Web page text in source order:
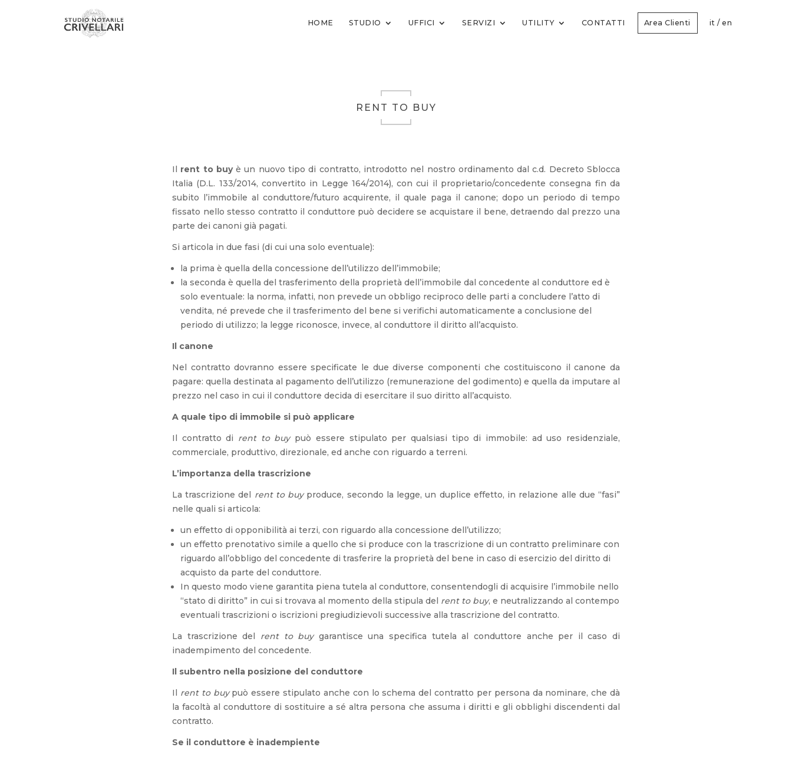
HOME STUDIO UFFICI SERVIZI UTILITY CONTATTI Area Clienti it / en
RENT TO BUY
Il rent to buyè un nuovo tipo di contratto, introdotto nel nostro ordinamento dal c.d. Decreto Sblocca
Italia (D.L. 133/2014, convertito in Legge 164/2014), con cui il proprietario/concedente consegna fin da
subito l’immobile al conduttore/futuro acquirente, il quale paga il canone; dopo un periodo di tempo
fissato nello stesso contratto il conduttore può decidere se acquistare il bene, detraendo dal prezzo una
parte dei canoni già pagati.
Si articola in due fasi (di cui una solo eventuale):
la prima è quella della concessione dell’utilizzo dell’immobile;
la seconda è quella del trasferimento della proprietà dell’immobile dal concedente al conduttore ed è
solo eventuale: la norma, infatti, non prevede un obbligo reciproco delle parti a concludere l’atto di
vendita, né prevede che il trasferimento del bene si verifichi automaticamente a conclusione del
periodo di utilizzo; la legge riconosce, invece, al conduttore il diritto all’acquisto.
Il canone
Nel contratto dovranno essere specificate le due diverse componenti che costituiscono il canone da
pagare: quella destinata al pagamento dell’utilizzo (remunerazione del godimento) e quella da imputare al
prezzo nel caso in cui il conduttore decida di esercitare il suo diritto all’acquisto.
A quale tipo di immobile si può applicare
Il contratto di rent to buypuò essere stipulato per qualsiasi tipo di immobile: ad uso residenziale,
commerciale, produttivo, direzionale, ed anche con riguardo a terreni.
L’importanza della trascrizione
La trascrizione del rent to buyproduce, secondo la legge, un duplice effetto, in relazione alle due “fasi”
nelle quali si articola:
un effetto di opponibilità ai terzi, con riguardo alla concessione dell’utilizzo;
un effetto prenotativo simile a quello che si produce con la trascrizione di un contratto preliminare con
riguardo all’obbligo del concedente di trasferire la proprietà del bene in caso di esercizio del diritto di
acquisto da parte del conduttore.
In questo modo viene garantita piena tutela al conduttore, consentendogli di acquisire l’immobile nello
“stato di diritto” in cui si trovava al momento della stipula del rent to buy, e neutralizzando al contempo
eventuali trascrizioni o iscrizioni pregiudizievoli successive alla trascrizione del contratto.
La trascrizione del rent to buygarantisce una specifica tutela al conduttore anche per il caso di
inadempimento del concedente.
Il subentro nella posizione del conduttore
Il rent to buypuò essere stipulato anche con lo schema del contratto per persona da nominare, che dà
la facoltà al conduttore di sostituire a sé altra persona che assuma i diritti e gli obblighi discendenti dal
contratto.
Se il conduttore è inadempiente